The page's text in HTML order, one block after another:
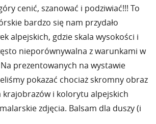
cenić, szanować i podziwiać!!! To
bardzo się nam przydało
alpejskich, gdzie skala wysokości i
nieporównywalna z warunkami w
prezentowanych na wystawie
pokazać chociaż skromny obraz
krajobrazów i kolorytu alpejskich
zdjęcia. Balsam dla duszy (i